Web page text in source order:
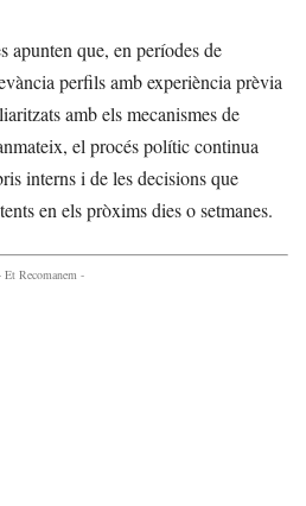
apunten que, en períodes de
perfils amb experiència prèvia
amb els mecanismes de
el procés polític continua
interns i de les decisions que
en els pròxims dies o setmanes.
Et Recomanem -